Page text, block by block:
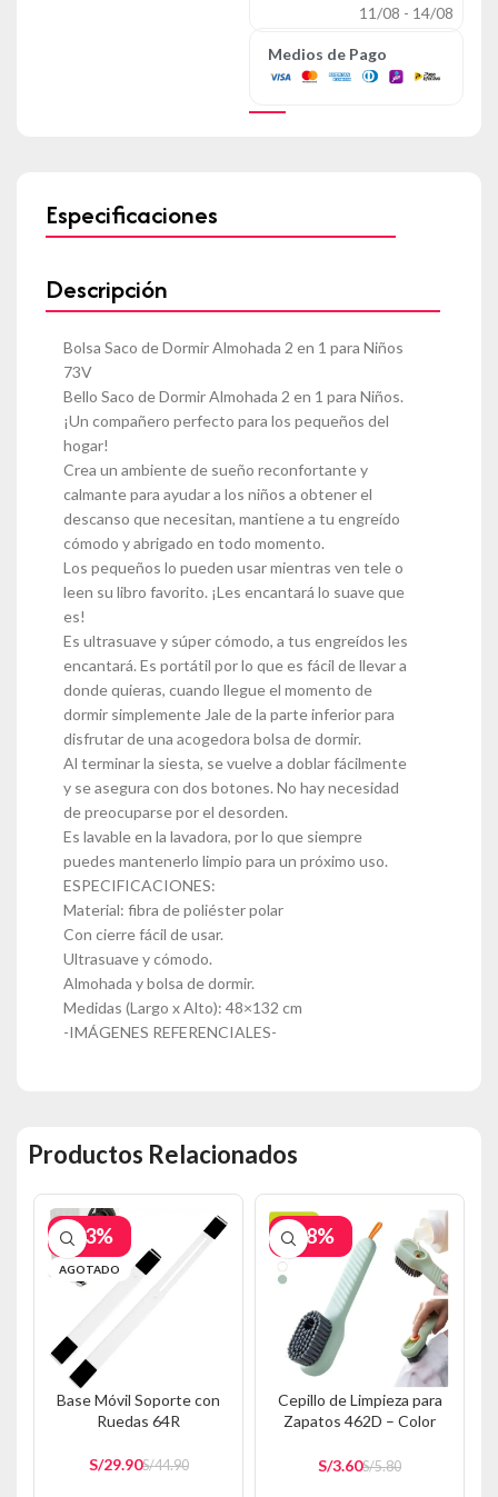
11/08 - 14/08
Medios de Pago
Especificaciones
Descripción
Bolsa Saco de Dormir Almohada 2 en 1 para Niños
73V
Bello Saco de Dormir Almohada 2 en 1 para Niños.
¡Un compañero perfecto para los pequeños del
hogar!
Crea un ambiente de sueño reconfortante y
calmante para ayudar a los niños a obtener el
descanso que necesitan, mantiene a tu engreído
cómodo y abrigado en todo momento.
Los pequeños lo pueden usar mientras ven tele o
leen su libro favorito. ¡Les encantará lo suave que
es!
Es ultrasuave y súper cómodo, a tus engreídos les
encantará. Es portátil por lo que es fácil de llevar a
donde quieras, cuando llegue el momento de
dormir simplemente Jale de la parte inferior para
disfrutar de una acogedora bolsa de dormir.
Al terminar la siesta, se vuelve a doblar fácilmente
y se asegura con dos botones. No hay necesidad
de preocuparse por el desorden.
Es lavable en la lavadora, por lo que siempre
puedes mantenerlo limpio para un próximo uso.
ESPECIFICACIONES:
Material: fibra de poliéster polar
Con cierre fácil de usar.
Ultrasuave y cómodo.
Almohada y bolsa de dormir.
Medidas (Largo x Alto): 48×132 cm
-IMÁGENES REFERENCIALES-
Productos Relacionados
-33%
AGOTADO
Base Móvil Soporte con
Ruedas 64R
S/44.90
S/29.90
-38%
Cepillo de Limpieza para
Zapatos 462D – Color
S/5.80
S/3.60